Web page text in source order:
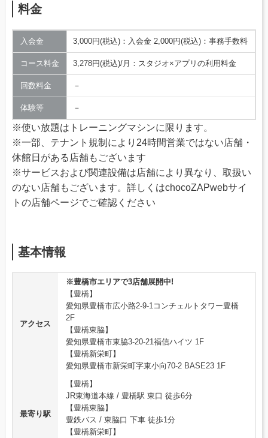
料金
入会金 3,000円(税込)：入会金 2,000円(税込)：事務手数料
コース料金 3,278円(税込)/月：スタジオ×アプリの利用料金
回数料金 －
体験等 －
※使い放題はトレーニングマシンに限ります。
※一部、テナント規制により24時間営業ではない店舗・
休館日がある店舗もございます
※サービスおよび関連設備は店舗により異なり、取扱い
のない店舗もございます。詳しくはchocoZAPwebサイ
トの店舗ページでご確認ください
基本情報
アクセス
※豊橋市エリアで3店舗展開中!
【豊橋】
愛知県豊橋市広小路2-9-1コンチェルトタワー豊橋
2F
【豊橋東脇】
愛知県豊橋市東脇3-20-21福信ハイツ 1F
【豊橋新栄町】
愛知県豊橋市新栄町字東小向70-2 BASE23 1F
最寄り駅
【豊橋】
JR東海道本線 / 豊橋駅 東口 徒歩6分
【豊橋東脇】
豊鉄バス / 東脇口 下車 徒歩1分
【豊橋新栄町】